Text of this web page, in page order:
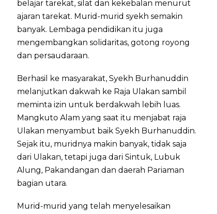
belajar tarekat, silat dan kekebalan menurut
ajaran tarekat. Murid-murid syekh semakin
banyak. Lembaga pendidikan itu juga
mengembangkan solidaritas, gotong royong
dan persaudaraan.
Berhasil ke masyarakat, Syekh Burhanuddin
melanjutkan dakwah ke Raja Ulakan sambil
meminta izin untuk berdakwah lebih luas.
Mangkuto Alam yang saat itu menjabat raja
Ulakan menyambut baik Syekh Burhanuddin.
Sejak itu, muridnya makin banyak, tidak saja
dari Ulakan, tetapi juga dari Sintuk, Lubuk
Alung, Pakandangan dan daerah Pariaman
bagian utara.
Murid-murid yang telah menyelesaikan